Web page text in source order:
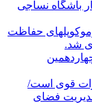
باشگاه نساجی
حفاظت
شد.
قوی است/
فضای